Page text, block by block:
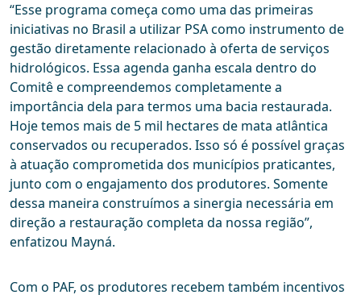
“Esse programa começa como uma das primeiras
iniciativas no Brasil a utilizar PSA como instrumento de
gestão diretamente relacionado à oferta de serviços
hidrológicos. Essa agenda ganha escala dentro do
Comitê e compreendemos completamente a
importância dela para termos uma bacia restaurada.
Hoje temos mais de 5 mil hectares de mata atlântica
conservados ou recuperados. Isso só é possível graças
à atuação comprometida dos municípios praticantes,
junto com o engajamento dos produtores. Somente
dessa maneira construímos a sinergia necessária em
direção a restauração completa da nossa região”,
enfatizou Mayná.
Com o PAF, os produtores recebem também incentivos